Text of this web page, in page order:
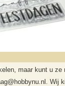
maar kunt u ze
Wij